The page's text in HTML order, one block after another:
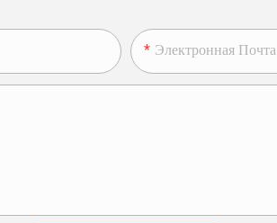
Электронная Почта